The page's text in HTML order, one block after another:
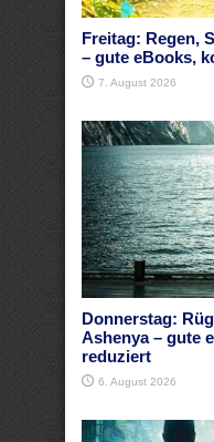
Freitag: Regen,
– gute eBooks,
7. August 2026
Donnerstag:
Ashenya – gute
reduziert
6. August 2026